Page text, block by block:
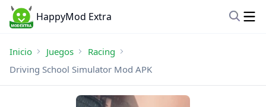
HappyMod Extra
Inicio Juegos
Racing
Driving School Simulator Mod APK